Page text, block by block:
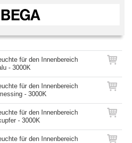
für den Innenbereich
- 3000K
für den Innenbereich
- 3000K
für den Innenbereich
- 3000K
für den Innenbereich